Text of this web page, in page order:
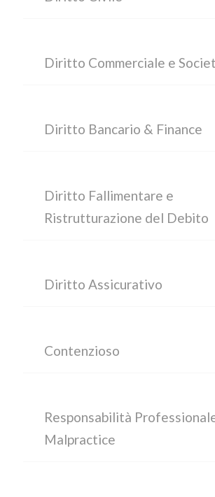
Diritto Commerciale e
Diritto Bancario & Finance
Diritto Fallimentare e
Ristrutturazione del Debito
Diritto Assicurativo
Contenzioso
Responsabilità
Malpractice